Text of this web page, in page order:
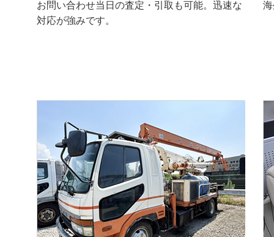
お問い合わせ当日の査定・引取も可能。迅速な
対応が強みです。